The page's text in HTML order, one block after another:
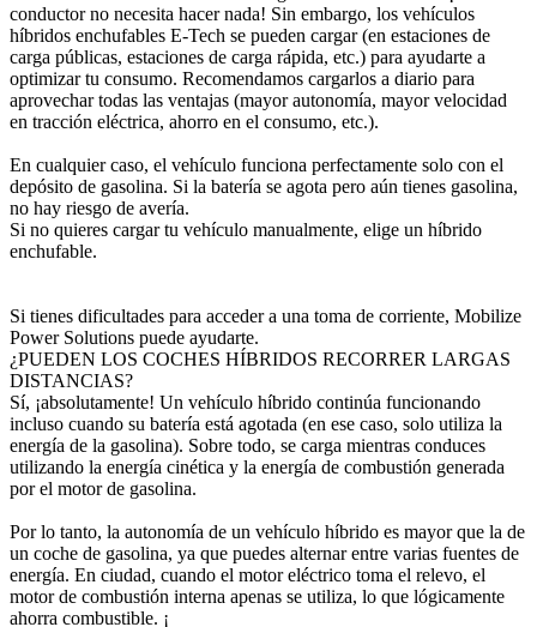
conductor no necesita hacer nada! Sin embargo, los vehículos
híbridos enchufables E-Tech se pueden cargar (en estaciones de
carga públicas, estaciones de carga rápida, etc.) para ayudarte a
optimizar tu consumo. Recomendamos cargarlos a diario para
aprovechar todas las ventajas (mayor autonomía, mayor velocidad
en tracción eléctrica, ahorro en el consumo, etc.).
En cualquier caso, el vehículo funciona perfectamente solo con el
depósito de gasolina. Si la batería se agota pero aún tienes gasolina,
no hay riesgo de avería.
Si no quieres cargar tu vehículo manualmente, elige un híbrido
enchufable.
Si tienes dificultades para acceder a una toma de corriente, Mobilize
Power Solutions puede ayudarte.
¿PUEDEN LOS COCHES HÍBRIDOS RECORRER LARGAS
DISTANCIAS?
Sí, ¡absolutamente! Un vehículo híbrido continúa funcionando
incluso cuando su batería está agotada (en ese caso, solo utiliza la
energía de la gasolina). Sobre todo, se carga mientras conduces
utilizando la energía cinética y la energía de combustión generada
por el motor de gasolina.
Por lo tanto, la autonomía de un vehículo híbrido es mayor que la de
un coche de gasolina, ya que puedes alternar entre varias fuentes de
energía. En ciudad, cuando el motor eléctrico toma el relevo, el
motor de combustión interna apenas se utiliza, lo que lógicamente
ahorra combustible. ¡